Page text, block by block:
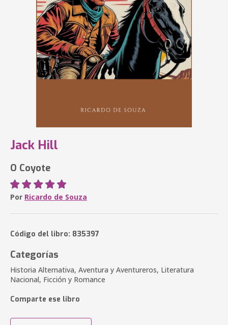
Jack Hill
O Coyote
Por Ricardo de Souza
Código del libro: 835397
Categorías
Historia Alternativa, Aventura y Aventureros, Literatura
Nacional, Ficción y Romance
Comparte ese libro